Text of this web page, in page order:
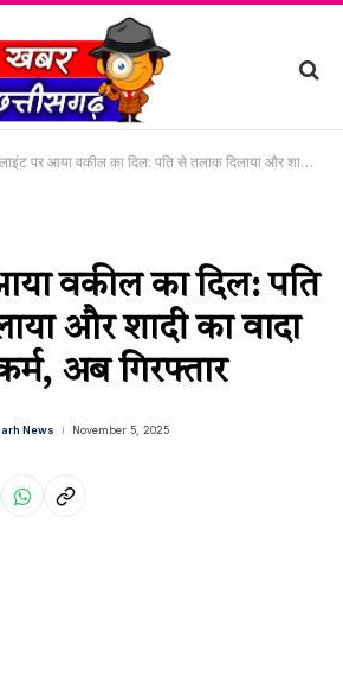
पर आया वकील का दिल: पति से तलाक दिलाया और शादी का वादा कर किया दुष्कर्म, अब गिरफ्तार
वकील का दिल: पति
और शादी का वादा
अब गिरफ्तार
News November 5, 2025